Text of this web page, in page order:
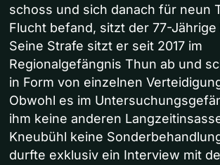
schoss und sich danach für neun
Flucht befand, sitzt der 77-
Seine Strafe sitzt er seit 2017 im
Regionalgefängnis Thun ab und
in Form von einzelnen
Obwohl es im
ihm keine anderen
Kneubühl keine
durfte exklusiv ein Interview mit